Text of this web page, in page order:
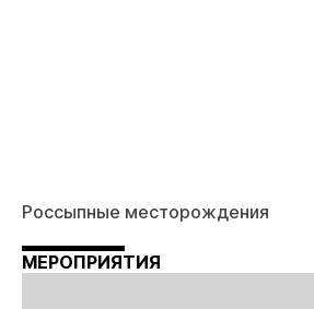
Россыпные месторождения
МЕРОПРИЯТИЯ